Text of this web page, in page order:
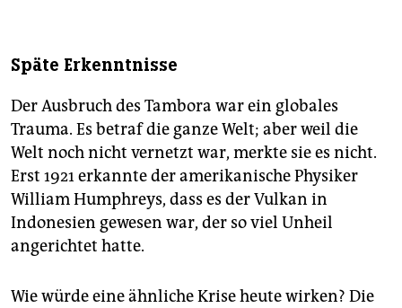
Späte Erkenntnisse
Der Ausbruch des Tambora war ein globales
Trauma. Es betraf die ganze Welt; aber weil die
Welt noch nicht vernetzt war, merkte sie es nicht.
Erst 1921 erkannte der amerikanische Physiker
William Humphreys, dass es der Vulkan in
Indonesien gewesen war, der so viel Unheil
angerichtet hatte.
Wie würde eine ähnliche Krise heute wirken? Die